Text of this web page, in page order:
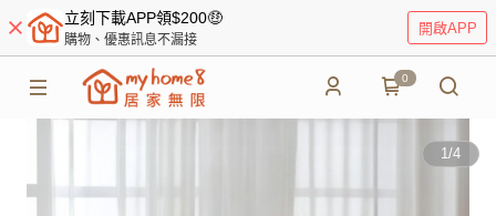
立刻下載APP領$200🤑
購物、優惠訊息不漏接
開啟APP
0
1/4